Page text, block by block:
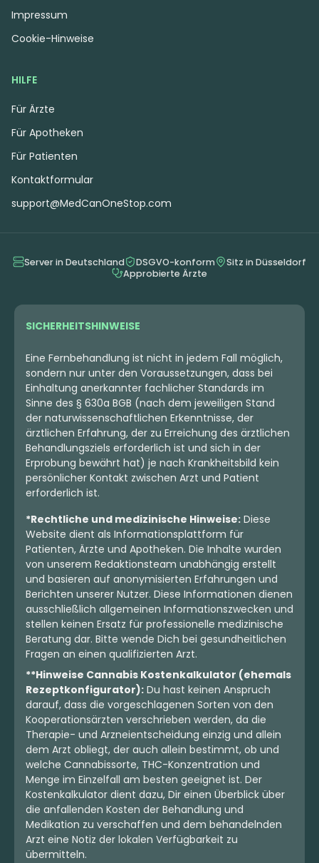
HILFE
Für Ärzte
Für Apotheken
Für Patienten
Kontaktformular
support@MedCanOneStop.com
Impressum
Cookie-Hinweise
Server in Deutschland DSGVO-konform
Sitz in Düsseldorf
Approbierte Ärzte
SICHERHEITSHINWEISE
Eine Fernbehandlung ist nicht in jedem Fall möglich,
sondern nur unter den Voraussetzungen, dass bei
Einhaltung anerkannter fachlicher Standards im
Sinne des § 630a BGB (nach dem jeweiligen Stand
der naturwissenschaftlichen Erkenntnisse, der
ärztlichen Erfahrung, der zu Erreichung des ärztlichen
Behandlungsziels erforderlich ist und sich in der
Erprobung bewährt hat) je nach Krankheitsbild kein
persönlicher Kontakt zwischen Arzt und Patient
erforderlich ist.
*Rechtliche und medizinische Hinweise: Diese
Website dient als Informationsplattform für
Patienten, Ärzte und Apotheken. Die Inhalte wurden
von unserem Redaktionsteam unabhängig erstellt
und basieren auf anonymisierten Erfahrungen und
Berichten unserer Nutzer. Diese Informationen dienen
ausschließlich allgemeinen Informationszwecken und
stellen keinen Ersatz für professionelle medizinische
Beratung dar. Bitte wende Dich bei gesundheitlichen
Fragen an einen qualifizierten Arzt.
**Hinweise Cannabis Kostenkalkulator (ehemals
Rezeptkonfigurator): Du hast keinen Anspruch
darauf, dass die vorgeschlagenen Sorten von den
Kooperationsärzten verschrieben werden, da die
Therapie- und Arzneientscheidung einzig und allein
dem Arzt obliegt, der auch allein bestimmt, ob und
welche Cannabissorte, THC-Konzentration und
Menge im Einzelfall am besten geeignet ist. Der
Kostenkalkulator dient dazu, Dir einen Überblick über
die anfallenden Kosten der Behandlung und
Medikation zu verschaffen und dem behandelnden
Arzt eine Notiz der lokalen Verfügbarkeit zu
übermitteln.